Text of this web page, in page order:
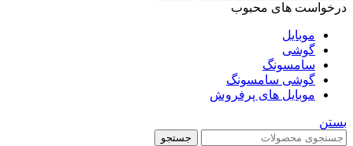
درخواست های محبوب
موبایل
گوشی
سامسونگ
گوشی سامسونگ
موبایل های پرفروش
بستن
جستجو